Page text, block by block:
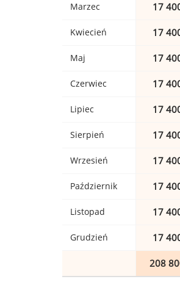
Marzec 17
Kwiecień 17
Maj 17
Czerwiec 17
Lipiec 17
Sierpień 17
Wrzesień 17
Październik 17
Listopad 17
Grudzień 17
208